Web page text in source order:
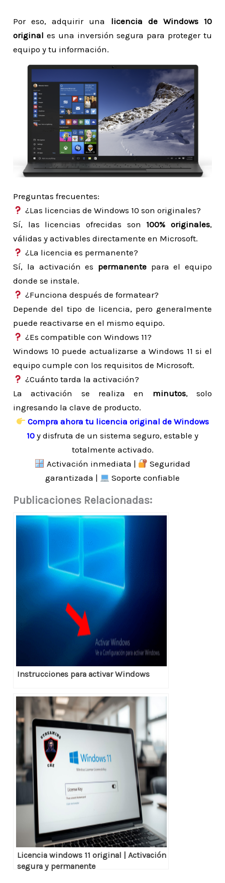
Por eso, adquirir una licencia de Windows 10
original es una inversión segura para proteger tu
equipo y tu información.
Preguntas frecuentes:
¿Las licencias de Windows 10 son originales?
Sí, las licencias ofrecidas son 100% originales,
válidas y activables directamente en Microsoft.
¿La licencia es permanente?
Sí, la activación es permanentepara el equipo
donde se instale.
¿Funciona después de formatear?
Depende del tipo de licencia, pero generalmente
puede reactivarse en el mismo equipo.
¿Es compatible con Windows 11?
Windows 10 puede actualizarse a Windows 11 si el
equipo cumple con los requisitos de Microsoft.
¿Cuánto tarda la activación?
La activación se realiza en minutos, solo
ingresando la clave de producto.
Compra ahora tu licencia original de Windows
10 y disfruta de un sistema seguro, estable y
totalmente activado.
Activación inmediata |
Seguridad
garantizada |
Soporte confiable
Publicaciones Relacionadas:
Instrucciones para activar Windows
Licencia windows 11 original | Activación
segura y permanente